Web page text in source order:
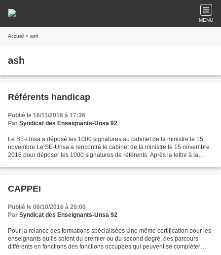
MENU
Accueil » ash
ash
Référents handicap
Publié le 16/11/2016 à 17:36
Par Syndicat des Enseignants-Unsa 92
Le SE-Unsa a déposé les 1000 signatures au cabinet de la ministre le 15
novembre Le SE-Unsa a rencontré le cabinet de la ministre le 15 novembre
2016 pour déposer les 1000 signatures de référents. Après la lettre à la
CAPPEI
Publié le 06/10/2016 à 20:00
Par Syndicat des Enseignants-Unsa 92
Pour la relance des formations spécialisées Une même certification pour les
enseignants qu’ils soient du premier ou du second degré, des parcours
différents en fonctions des fonctions occupées qui peuvent se compléter